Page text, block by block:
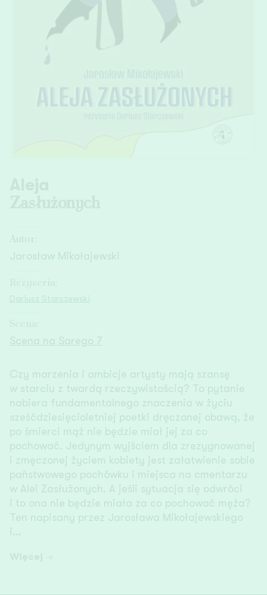
Autor:
Jarosław Mikołajewski
Dariusz Starczewski
Scena na Sarego 7
Czy marzenia i ambicje artysty mają szansę
w starciu z twardą rzeczywistością? To pytanie
nabiera fundamentalnego znaczenia w życiu
sześćdziesięcioletniej poetki dręczonej obawą, że
po śmierci mąż nie będzie miał jej za co
pochować. Jedynym wyjściem dla zrezygnowanej
i zmęczonej życiem kobiety jest załatwienie sobie
państwowego pochówku i miejsca na cmentarzu
w Alei Zasłużonych. A jeśli sytuacja się odwróci
i to ona nie będzie miała za co pochować męża?
Ten napisany przez Jarosława Mikołajewskiego
i...